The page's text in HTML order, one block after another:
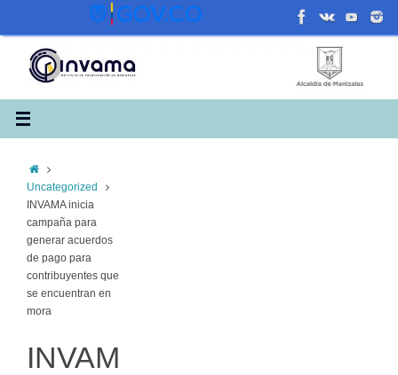
contenido
Inicio
Uncategorized
INVAMA inicia
campaña para
generar acuerdos
de pago para
contribuyentes que
se encuentran en
mora
INVAM